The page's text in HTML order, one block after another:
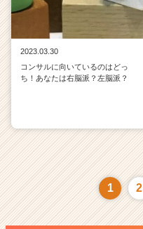
2023.03.30
コンサルに向いているのはどっ
ち！あなたは右脳派？左脳派？
1 2